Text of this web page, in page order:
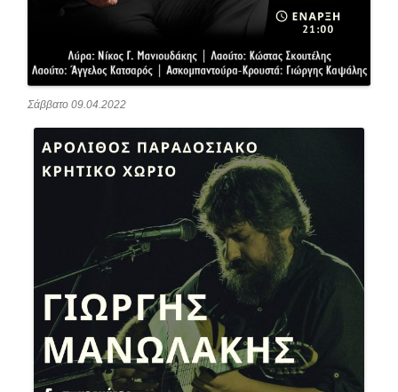
Σάββατο 09.04.2022